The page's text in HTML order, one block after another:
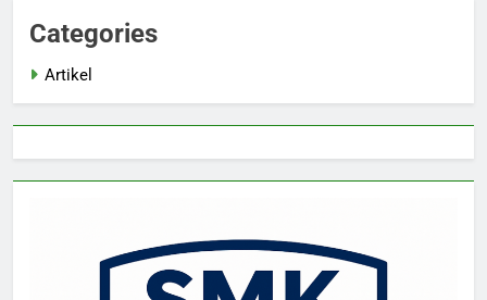
Categories
Artikel